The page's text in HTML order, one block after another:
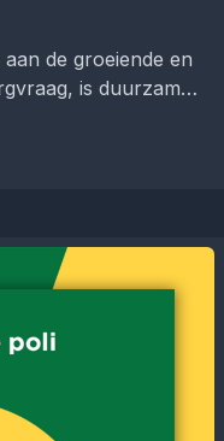
de groeiende en
is duurzame
essentieel. Nu de